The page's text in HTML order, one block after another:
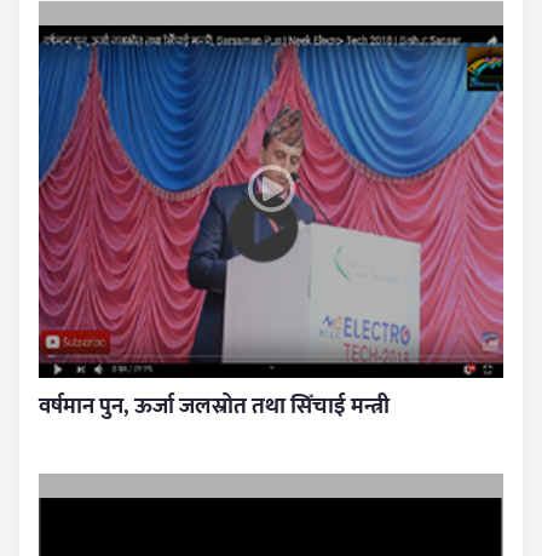
वर्षमान पुन, ऊर्जा जलस्रोत तथा सिँचाई मन्त्री